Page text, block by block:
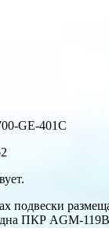
GЕ-401С
подвески
ПКР АGM-119В;